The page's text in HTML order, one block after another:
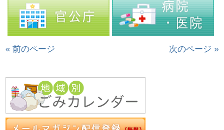
« 前のページ 次のページ »